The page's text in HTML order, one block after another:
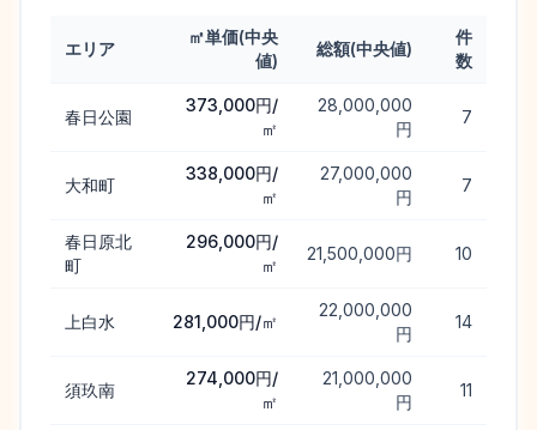
エリア
㎡単価(中央
値)
総額(中央値)
件
数
春日公園
373,000円/
㎡
28,000,000
円
7
大和町
338,000円/
㎡
27,000,000
円
7
春日原北
町
296,000円/
㎡
21,500,000円 10
上白水 281,000円/㎡
22,000,000
円
14
須玖南
274,000円/
㎡
21,000,000
円
11